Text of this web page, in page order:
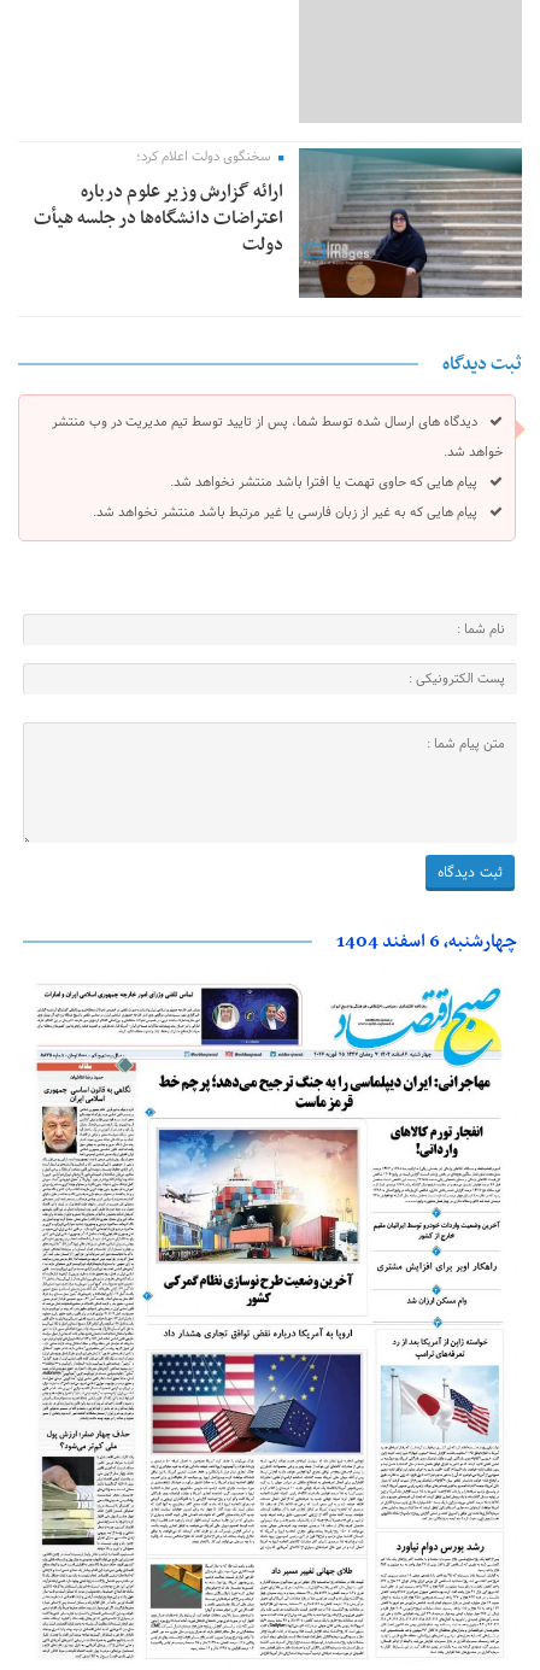
سخنگوی دولت اعلام کرد؛
ارائه گزارش وزیر علوم درباره
اعتراضات دانشگاه‌ها در جلسه هیأت
دولت
ثبت دیدگاه
دیدگاه های ارسال شده توسط شما، پس از تایید توسط تیم مدیریت در وب منتشر
خواهد شد.
پیام هایی که حاوی تهمت یا افترا باشد منتشر نخواهد شد.
پیام هایی که به غیر از زبان فارسی یا غیر مرتبط باشد منتشر نخواهد شد.
چهارشنبه، 6 اسفند 1404